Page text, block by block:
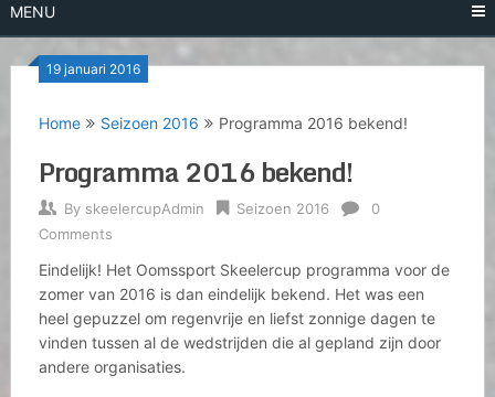
MENU
19 januari 2016
Home Seizoen 2016 Programma 2016 bekend!
Programma 2016 bekend!
By skeelercupAdmin Seizoen 2016
0
Comments
Eindelijk! Het Oomssport Skeelercup programma voor de
zomer van 2016 is dan eindelijk bekend. Het was een
heel gepuzzel om regenvrije en liefst zonnige dagen te
vinden tussen al de wedstrijden die al gepland zijn door
andere organisaties.